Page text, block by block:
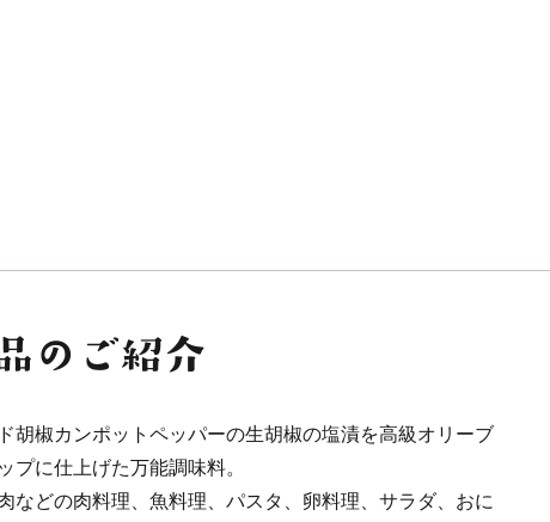
胡椒カンポットペッパーの生胡椒の塩漬を高級オリーブ
プに仕上げた万能調味料。
などの肉料理、魚料理、パスタ、卵料理、サラダ、おに